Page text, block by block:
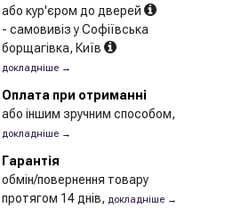
або кур'єром до дверей
- самовивіз у Софіївська
борщагівка, Київ
докладніше →
Оплата при отриманні
або іншим зручним способом,
докладніше →
Гарантія
обмін/повернення товару
протягом 14 днів, докладніше →